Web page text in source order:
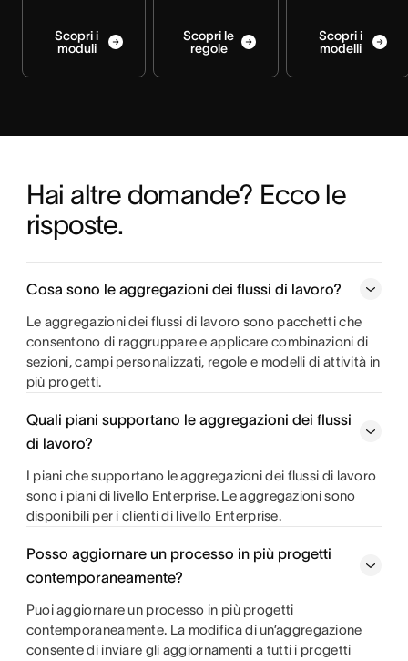
Scopri i
moduli
Scopri le
regole
Scopri i
modelli
Hai altre domande? Ecco le
risposte.
Cosa sono le aggregazioni dei flussi di lavoro?
Le aggregazioni dei flussi di lavoro sono pacchetti che
consentono di raggruppare e applicare combinazioni di
sezioni, campi personalizzati, regole e modelli di attività in
più progetti.
Quali piani supportano le aggregazioni dei flussi
di lavoro?
I piani che supportano le aggregazioni dei flussi di lavoro
sono i piani di livello Enterprise. Le aggregazioni sono
disponibili per i clienti di livello Enterprise.
Posso aggiornare un processo in più progetti
contemporaneamente?
Puoi aggiornare un processo in più progetti
contemporaneamente. La modifica di un’aggregazione
consente di inviare gli aggiornamenti a tutti i progetti